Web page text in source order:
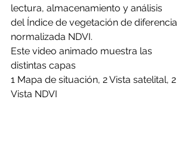
lectura, almacenamiento y análisis
del Índice de vegetación de diferencia
normalizada NDVI.
Este video animado muestra las
distintas capas
1 Mapa de situación, 2 Vista satelital, 2
Vista NDVI